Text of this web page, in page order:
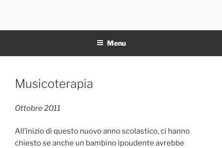
contenuto
Menu
Pubblicato
Musicoterapia
Ottobre 2011
All’inizio di questo nuovo anno scolastico, ci hanno
chiesto se anche un bambino ipoudente avrebbe